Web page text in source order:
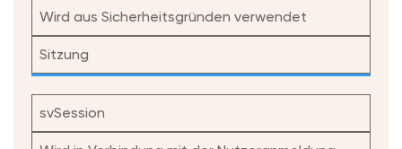
Wird aus Sicherheitsgründen verwendet
Sitzung
svSession